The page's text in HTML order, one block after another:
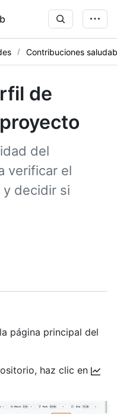
Contribuciones
de
del
verificar el
decidir si
página principal del
haz clic en